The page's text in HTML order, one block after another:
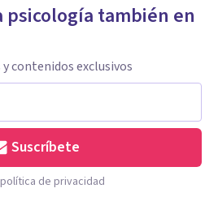
psicología también en
contenidos exclusivos
Suscríbete
de privacidad